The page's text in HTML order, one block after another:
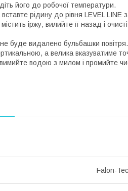
його до робочої температури.
рідину до рівня LEVEL LINE
іржу, вилийте її назад і
буде видалено бульбашки повітря.
а велика вказуватиме
вимийте водою з милом і промийте
Falon-